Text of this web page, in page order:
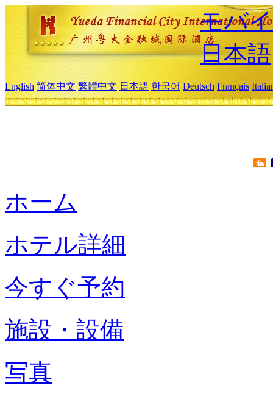
モバ
日本語
English 简体中文 繁體中文 日本語 한국어 Deutsch Français
ホーム
ホテル詳細
今すぐ予約
施設・設備
写真